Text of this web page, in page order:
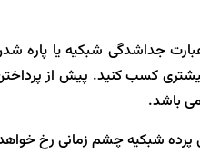
جداشدگی شبکیه یا پاره
کسب کنید. پیش از
باشد.
شبکیه چشم زمانی رخ